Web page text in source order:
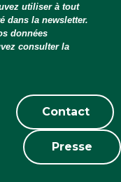
utiliser à tout
dans la newsletter.
données
consulter la
Contact
Presse